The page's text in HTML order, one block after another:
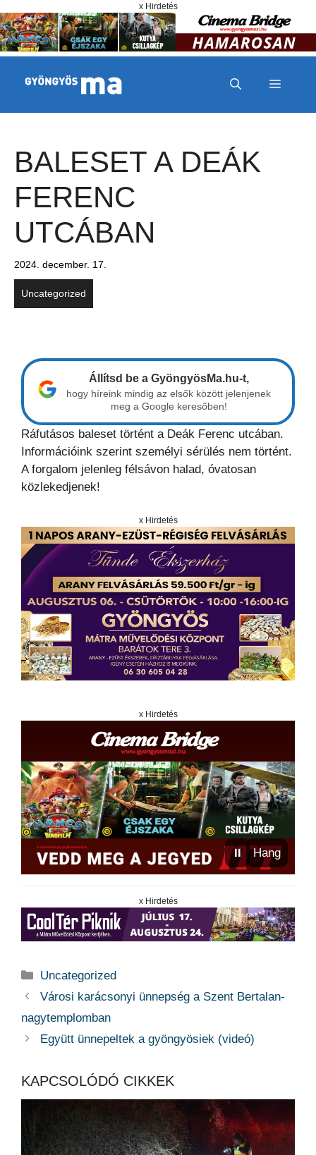
x Hirdetés
MENÜ
BALESET A DEÁK
FERENC
UTCÁBAN
2024. december. 17.
Uncategorized
Állítsd be a GyöngyösMa.hu-t,
hogy híreink mindig az elsők között jelenjenek
meg a Google keresőben!
Ráfutásos baleset történt a Deák Ferenc utcában.
Információink szerint személyi sérülés nem történt.
A forgalom jelenleg félsávon halad, óvatosan
közlekedjenek!
x Hirdetés
x Hirdetés
⏸ Hang
x Hirdetés
Kategória
Uncategorized
Városi karácsonyi ünnepség a Szent Bertalan-
nagytemplomban
Együtt ünnepeltek a gyöngyösiek (videó)
KAPCSOLÓDÓ CIKKEK